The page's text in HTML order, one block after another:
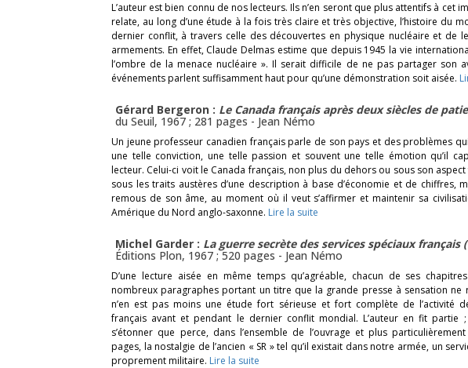
L’auteur est bien connu de nos lecteurs. Ils n’en seront que plus attentifs à cet
relate, au long d’une étude à la fois très claire et très objective, l’histoire du
dernier conflit, à travers celle des découvertes en physique nucléaire et de
armements. En effet, Claude Delmas estime que depuis 1945 la vie
l’ombre de la menace nucléaire ». Il serait difficile de ne pas partager son
événements parlent suffisamment haut pour qu’une démonstration soit aisée.
Gérard Bergeron : Le Canada français après deux siècles de
du Seuil, 1967 ; 281 pages - Jean Némo
Un jeune professeur canadien français parle de son pays et des problèmes
une telle conviction, une telle passion et souvent une telle émotion qu’il
lecteur. Celui-ci voit le Canada français, non plus du dehors ou sous son
sous les traits austères d’une description à base d’économie et de chiffres,
remous de son âme, au moment où il veut s’affirmer et maintenir sa
Amérique du Nord anglo-saxonne. Lire la suite
Michel Garder : La guerre secrète des services spéciaux français
Éditions Plon, 1967 ; 520 pages - Jean Némo
D’une lecture aisée en même temps qu’agréable, chacun de ses
nombreux paragraphes portant un titre que la grande presse à sensation ne
n’en est pas moins une étude fort sérieuse et fort complète de l’activité
français avant et pendant le dernier conflit mondial. L’auteur en fit partie
s’étonner que perce, dans l’ensemble de l’ouvrage et plus
pages, la nostalgie de l’ancien « SR » tel qu’il existait dans notre armée, un
proprement militaire. Lire la suite